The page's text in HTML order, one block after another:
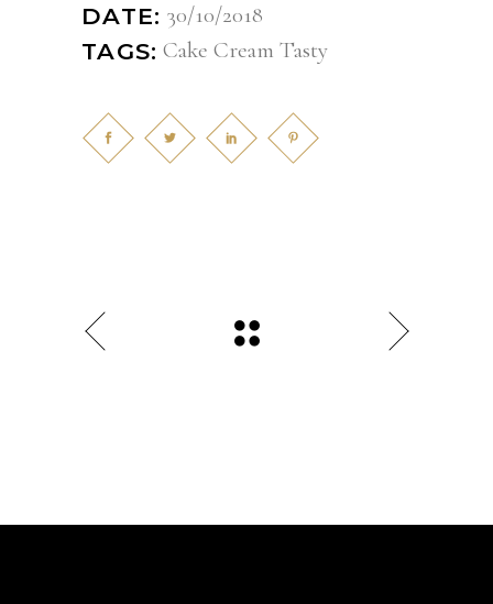
DATE: 30/10/2018
TAGS: Cake Cream Tasty